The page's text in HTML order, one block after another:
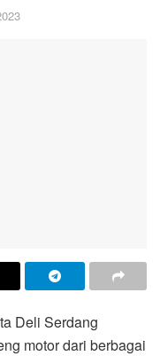
Deli Serdang
motor dari berbagai